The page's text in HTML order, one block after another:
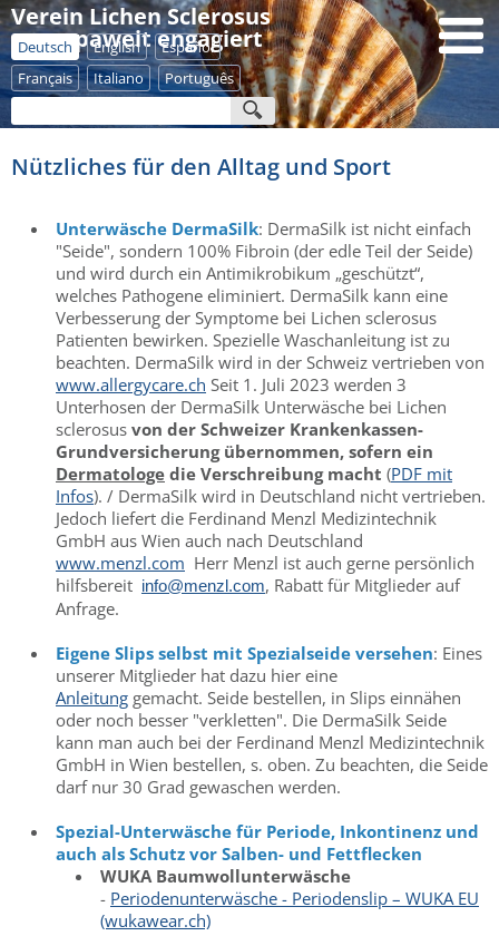
Verein Lichen Sclerosus
- europaweit engagiert
Deutsch English
Español
Français
Italiano Português
Nützliches für den Alltag und Sport
Unterwäsche DermaSilk: DermaSilk ist nicht einfach
"Seide", sondern 100% Fibroin (der edle Teil der Seide)
und wird durch ein Antimikrobikum „geschützt“,
welches Pathogene eliminiert. DermaSilk kann eine
Verbesserung der Symptome bei Lichen sclerosus
Patienten bewirken. Spezielle Waschanleitung ist zu
beachten. DermaSilk wird in der Schweiz vertrieben von
www.allergycare.ch Seit 1. Juli 2023 werden 3
Unterhosen der DermaSilk Unterwäsche bei Lichen
sclerosus von der Schweizer Krankenkassen-
Grundversicherung übernommen, sofern ein
Dermatologe die Verschreibung macht (PDF mit
Infos). / DermaSilk wird in Deutschland nicht vertrieben.
Jedoch liefert die Ferdinand Menzl Medizintechnik
GmbH aus Wien auch nach Deutschland
www.menzl.com Herr Menzl ist auch gerne persönlich
hilfsbereit info@menzl.com, Rabatt für Mitglieder auf
Anfrage.
Eigene Slips selbst mit Spezialseide versehen: Eines
unserer Mitglieder hat dazu hier eine
Anleitung gemacht. Seide bestellen, in Slips einnähen
oder noch besser "verkletten". Die DermaSilk Seide
kann man auch bei der Ferdinand Menzl Medizintechnik
GmbH in Wien bestellen, s. oben. Zu beachten, die Seide
darf nur 30 Grad gewaschen werden.
Spezial-Unterwäsche für Periode, Inkontinenz und
auch als Schutz vor Salben- und Fettflecken
WUKA Baumwollunterwäsche
- Periodenunterwäsche - Periodenslip – WUKA EU
(wukawear.ch)